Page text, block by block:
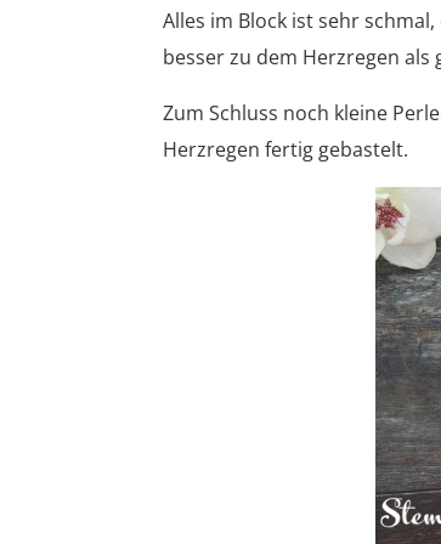
Alles im Block ist sehr
besser zu dem Herzregen als
Zum Schluss noch kleine
Herzregen fertig gebastelt.